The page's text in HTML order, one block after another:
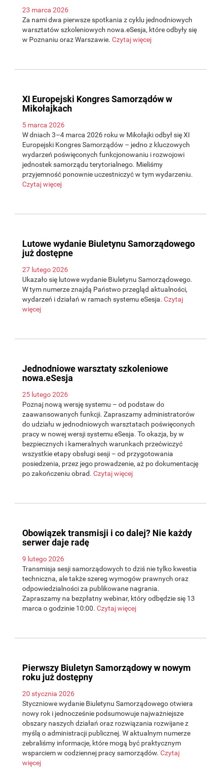
23 marca 2026
Za nami dwa pierwsze spotkania z cyklu jednodniowych
warsztatów szkoleniowych nowa.eSesja, które odbyły się
w Poznaniu oraz Warszawie. Czytaj więcej
XI Europejski Kongres Samorządów w
Mikołajkach
5 marca 2026
W dniach 3–4 marca 2026 roku w Mikołajki odbył się XI
Europejski Kongres Samorządów – jedno z kluczowych
wydarzeń poświęconych funkcjonowaniu i rozwojowi
jednostek samorządu terytorialnego. Mieliśmy
przyjemność ponownie uczestniczyć w tym wydarzeniu.
Czytaj więcej
Lutowe wydanie Biuletynu Samorządowego
już dostępne
27 lutego 2026
Ukazało się lutowe wydanie Biuletynu Samorządowego.
W tym numerze znajdą Państwo przegląd aktualności,
wydarzeń i działań w ramach systemu eSesja. Czytaj
więcej
Jednodniowe warsztaty szkoleniowe
nowa.eSesja
25 lutego 2026
Poznaj nową wersję systemu – od podstaw do
zaawansowanych funkcji. Zapraszamy administratorów
do udziału w jednodniowych warsztatach poświęconych
pracy w nowej wersji systemu eSesja. To okazja, by w
bezpiecznych i kameralnych warunkach przećwiczyć
wszystkie etapy obsługi sesji – od przygotowania
posiedzenia, przez jego prowadzenie, aż po dokumentację
po zakończeniu obrad. Czytaj więcej
Obowiązek transmisji i co dalej? Nie każdy
serwer daje radę
9 lutego 2026
Transmisja sesji samorządowych to dziś nie tylko kwestia
techniczna, ale także szereg wymogów prawnych oraz
odpowiedzialności za publikowane nagrania.
Zapraszamy na bezpłatny webinar, który odbędzie się 13
marca o godzinie 10:00. Czytaj więcej
Pierwszy Biuletyn Samorządowy w nowym
roku już dostępny
20 stycznia 2026
Styczniowe wydanie Biuletynu Samorządowego otwiera
nowy rok i jednocześnie podsumowuje najważniejsze
obszary naszych działań oraz rozwiązania rozwijane z
myślą o administracji publicznej. W aktualnym numerze
zebraliśmy informacje, które mogą być praktycznym
wsparciem w codziennej pracy samorządów. Czytaj
więcej